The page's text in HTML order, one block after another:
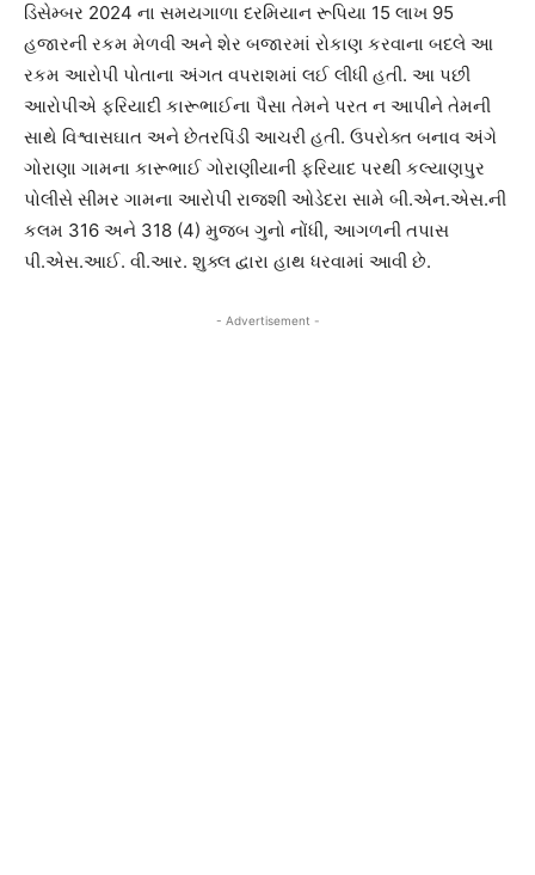
ડિસેમ્બર 2024 ના સમયગાળા દરમિયાન રૂપિયા 15 લાખ 95
હજારની રકમ મેળવી અને શેર બજારમાં રોકાણ કરવાના બદલે આ
રકમ આરોપી પોતાના અંગત વપરાશમાં લઈ લીધી હતી. આ પછી
આરોપીએ ફરિયાદી કારૂભાઈના પૈસા તેમને પરત ન આપીને તેમની
સાથે વિશ્વાસઘાત અને છેતરપિંડી આચરી હતી. ઉપરોક્ત બનાવ અંગે
ગોરાણા ગામના કારૂભાઈ ગોરાણીયાની ફરિયાદ પરથી કલ્યાણપુર
પોલીસે સીમર ગામના આરોપી રાજશી ઓડેદરા સામે બી.એન.એસ.ની
કલમ 316 અને 318 (4) મુજબ ગુનો નોંધી, આગળની તપાસ
પી.એસ.આઈ. વી.આર. શુક્લ દ્વારા હાથ ધરવામાં આવી છે.
- Advertisement -